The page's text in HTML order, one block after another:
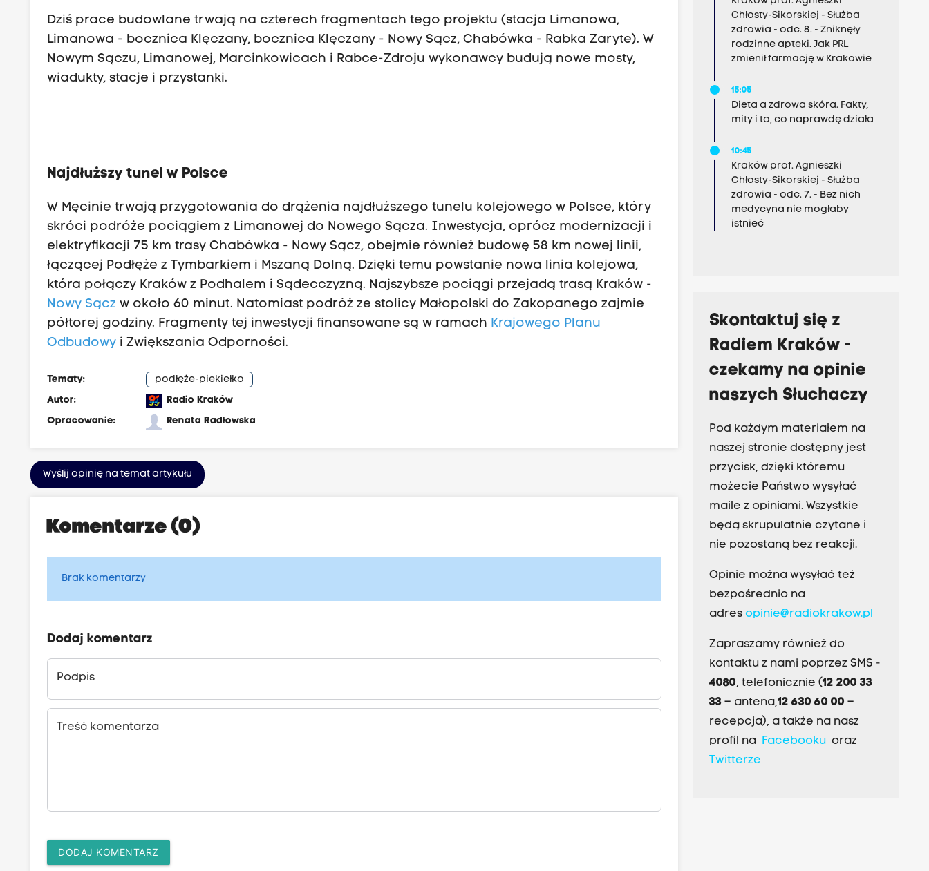
Dziś prace budowlane trwają na czterech fragmentach tego projektu (stacja Limanowa,
Limanowa - bocznica Klęczany, bocznica Klęczany - Nowy Sącz, Chabówka - Rabka Zaryte). W
Nowym Sączu, Limanowej, Marcinkowicach i Rabce-Zdroju wykonawcy budują nowe mosty,
wiadukty, stacje i przystanki.
Najdłuższy tunel w Polsce
W Męcinie trwają przygotowania do drążenia najdłuższego tunelu kolejowego w Polsce, który
skróci podróże pociągiem z Limanowej do Nowego Sącza. Inwestycja, oprócz modernizacji i
elektryfikacji 75 km trasy Chabówka - Nowy Sącz, obejmie również budowę 58 km nowej linii,
łączącej Podłęże z Tymbarkiem i Mszaną Dolną. Dzięki temu powstanie nowa linia kolejowa,
która połączy Kraków z Podhalem i Sądecczyzną. Najszybsze pociągi przejadą trasą Kraków -
Nowy Sącz w około 60 minut. Natomiast podróż ze stolicy Małopolski do Zakopanego zajmie
półtorej godziny. Fragmenty tej inwestycji finansowane są w ramach Krajowego Planu
Odbudowy i Zwiększania Odporności.
Tematy:
podłęże-piekiełko
Autor:
Radio Kraków
Opracowanie:
Renata Radłowska
Wyślij opinię na temat artykułu
Komentarze (0)
Brak komentarzy
Dodaj komentarz
Podpis
Treść komentarza
DODAJ KOMENTARZ
Chłosty-Sikorskiej - Służba
zdrowia - odc. 8. - Zniknęły
rodzinne apteki. Jak PRL
zmienił farmację w Krakowie
15:05
Dieta a zdrowa skóra. Fakty,
mity i to, co naprawdę działa
10:45
Kraków prof. Agnieszki
Chłosty-Sikorskiej - Służba
zdrowia - odc. 7. - Bez nich
medycyna nie mogłaby
istnieć
Skontaktuj się z
Radiem Kraków -
czekamy na opinie
naszych Słuchaczy
Pod każdym materiałem na
naszej stronie dostępny jest
przycisk, dzięki któremu
możecie Państwo wysyłać
maile z opiniami. Wszystkie
będą skrupulatnie czytane i
nie pozostaną bez reakcji.
Opinie można wysyłać też
bezpośrednio na
adres opinie@radiokrakow.pl
Zapraszamy również do
kontaktu z nami poprzez SMS -
4080, telefonicznie (12 200 33
33– antena,12 630 60 00 –
recepcja), a także na nasz
profil na Facebookuoraz
Twitterze